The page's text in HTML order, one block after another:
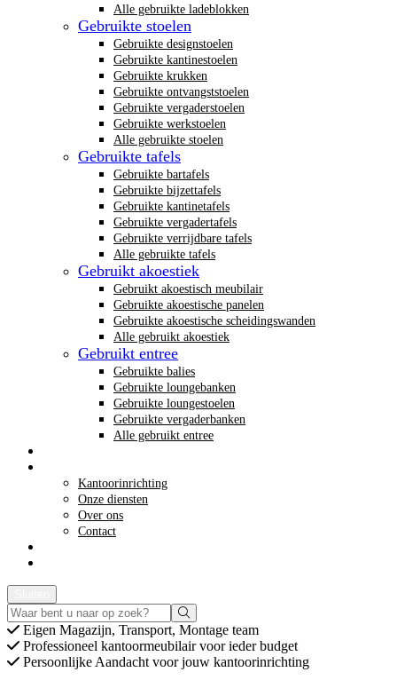
Alle gebruikte ladeblokken
Gebruikte stoelen
Gebruikte designstoelen
Gebruikte kantinestoelen
Gebruikte krukken
Gebruikte ontvangststoelen
Gebruikte vergaderstoelen
Gebruikte werkstoelen
Alle gebruikte stoelen
Gebruikte tafels
Gebruikte bartafels
Gebruikte bijzettafels
Gebruikte kantinetafels
Gebruikte vergadertafels
Gebruikte verrijdbare tafels
Alle gebruikte tafels
Gebruikt akoestiek
Gebruikt akoestisch meubilair
Gebruikte akoestische panelen
Gebruikte akoestische scheidingswanden
Alle gebruikt akoestiek
Gebruikt entree
Gebruikte balies
Gebruikte loungebanken
Gebruikte loungestoelen
Gebruikte vergaderbanken
Alle gebruikt entree
Kantoorinrichting
Onze diensten
Over ons
Contact
Eigen Magazijn, Transport, Montage team
Professioneel kantoormeubilair voor ieder budget
Persoonlijke Aandacht voor jouw kantoorinrichting